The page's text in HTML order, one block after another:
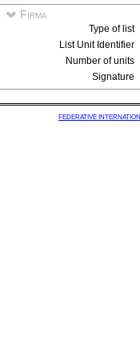
Firma
Type of list
List Unit Identifier
Number of units
Signature
FEDERATIVE